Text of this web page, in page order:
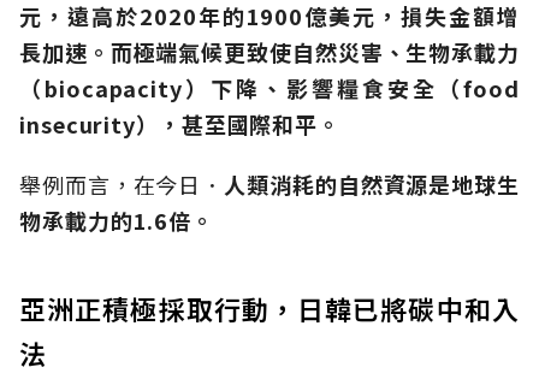
元，遠高於2020年的1900億美元，損失金額增
長加速。而極端氣候更致使自然災害、生物承載力
（biocapacity）下降、影響糧食安全（food
insecurity），甚至國際和平。
舉例而言，在今日． 人類消耗的自然資源是地球生
物承載力的1.6倍。
亞洲正積極採取行動，日韓已將碳中和入
法